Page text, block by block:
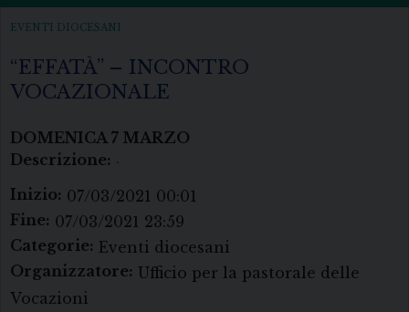
EVENTI DIOCESANI
“EFFATÀ” – INCONTRO
VOCAZIONALE
DOMENICA 7 MARZO
Descrizione: .
Inizio: 07/03/2021 00:01
Fine: 07/03/2021 23:59
Categorie: Eventi diocesani
Organizzatore: Ufficio per la pastorale delle
Vocazioni